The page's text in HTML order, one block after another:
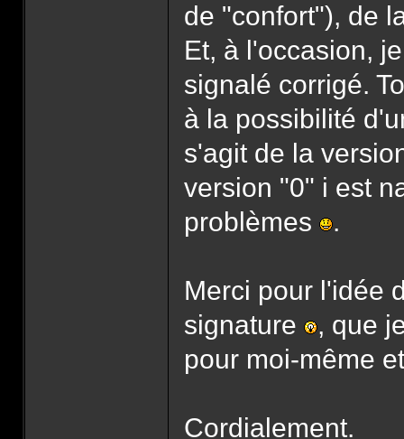
de "confort"), de
Et, à l'occasion,
signalé corrigé.
à la possibilité
s'agit de la
version "0" i est
problèmes
.
Merci pour l'idée
signature
, que
pour moi-même
Cordialement.